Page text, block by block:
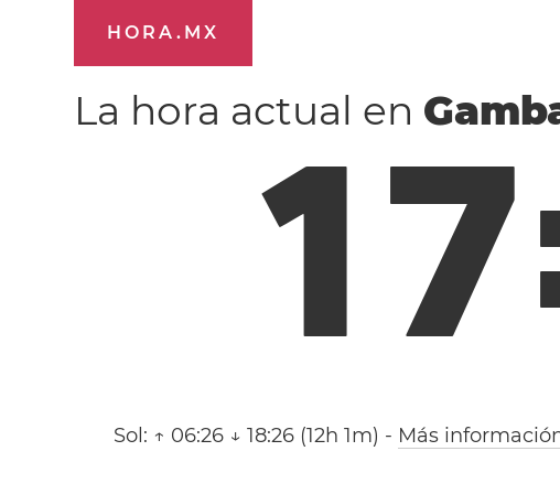
HORA.MX
La hora actual en
17
Sol: ↑ 06:26 ↓ 18:26 (12h 1m) - Más